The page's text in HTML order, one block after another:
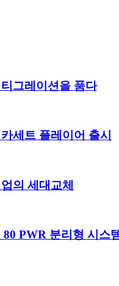
그레이션을 품다
세트 플레이어 출시
의 세대교체
PWR 분리형 시스